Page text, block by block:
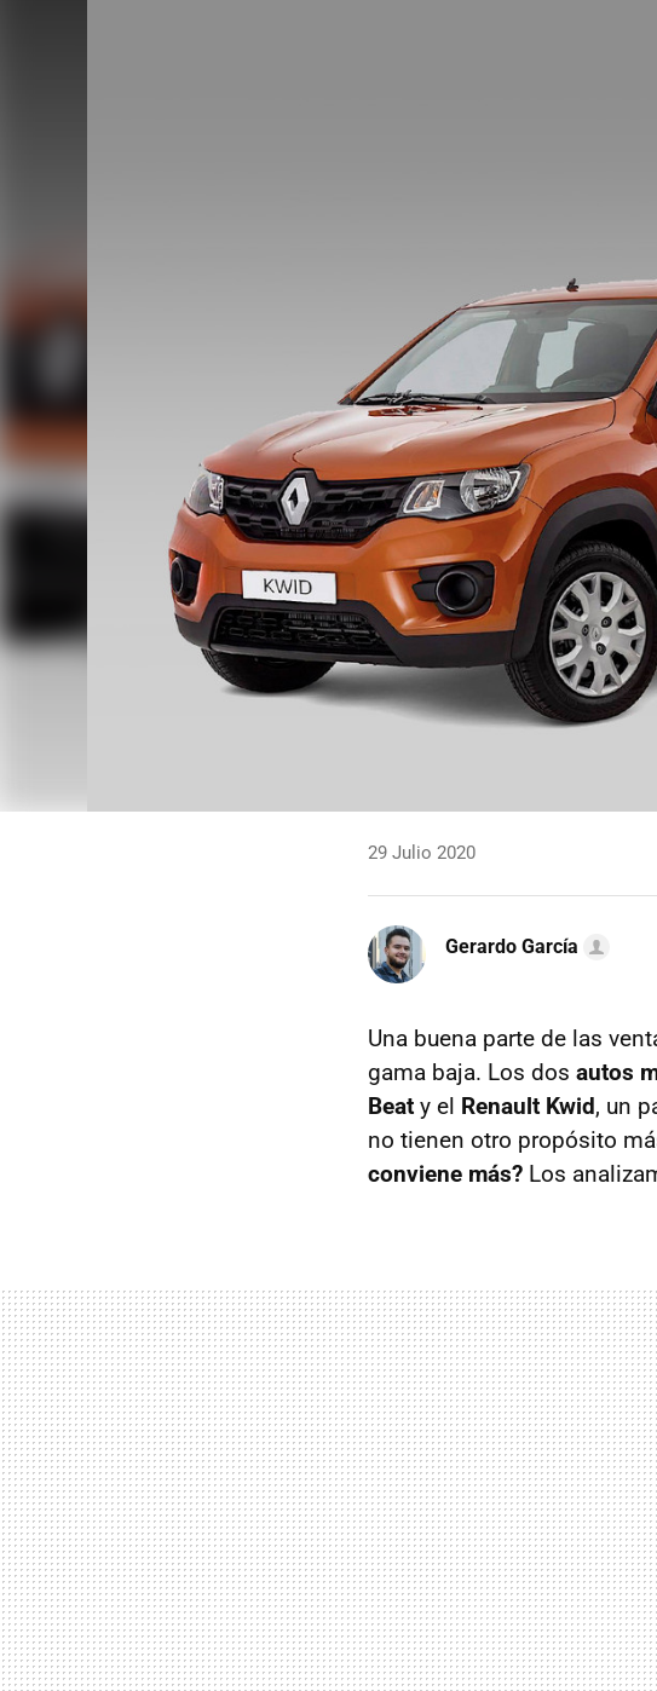
29 Julio 2020
Gerardo García
Una buena parte de las
gama baja. Los dos autos
Beat y el Renault Kwid, un
no tienen otro propósito
conviene más? Los